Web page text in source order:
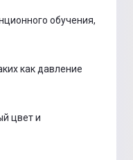
обучения,
как давление
цвет и